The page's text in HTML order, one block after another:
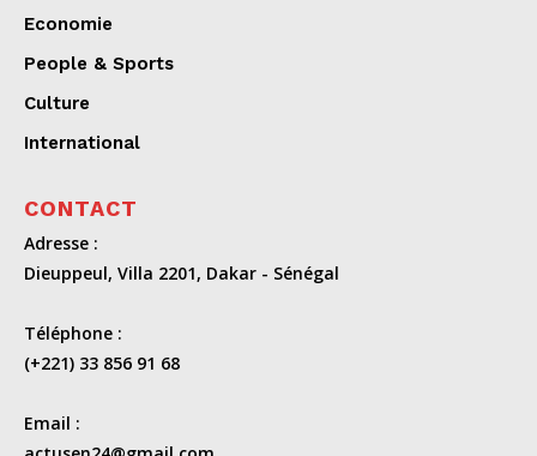
Economie
People & Sports
Culture
International
CONTACT
Adresse :
Dieuppeul, Villa 2201, Dakar - Sénégal
Téléphone :
(+221) 33 856 91 68
Email :